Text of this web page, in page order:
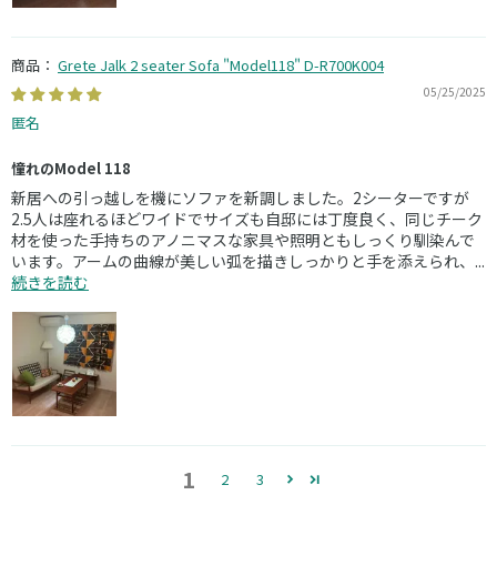
Grete Jalk 2 seater Sofa "Model118" D-R700K004
05/25/2025
匿名
憧れのModel 118
新居への引っ越しを機にソファを新調しました。2シーターですが
2.5人は座れるほどワイドでサイズも自邸には丁度良く、同じチーク
材を使った手持ちのアノニマスな家具や照明ともしっくり馴染んで
います。アームの曲線が美しい弧を描きしっかりと手を添えられ、...
続きを読む
1 2 3